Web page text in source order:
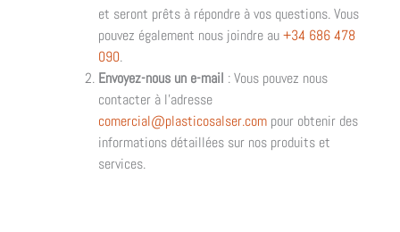
et seront prêts à répondre à vos questions. Vous
pouvez également nous joindre au+34 686 478
090.
Envoyez-nous un e-mail : Vous pouvez nous
contacter à l’adresse
comercial@plasticosalser.compour obtenir des
informations détaillées sur nos produits et
services.